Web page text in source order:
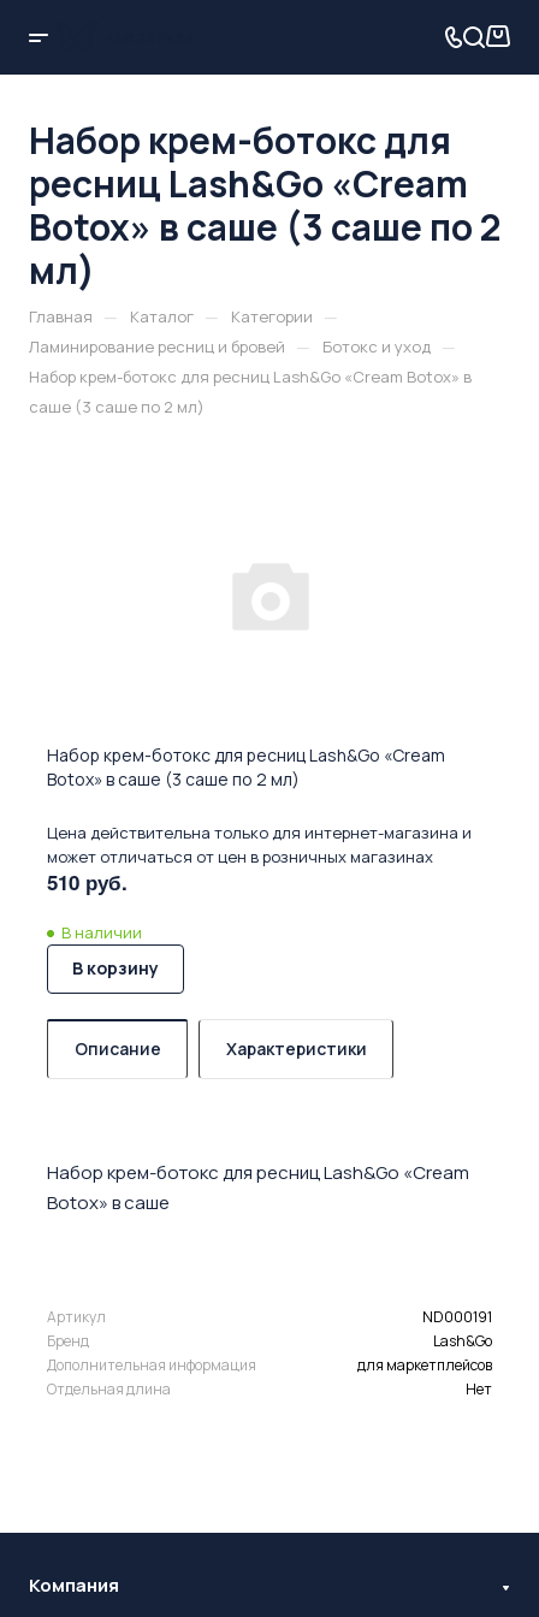
Набор крем-ботокс для
ресниц Lash&Go «Cream
Botox» в саше (3 саше по 2
мл)
Главная — Каталог — Категории —
Ламинирование ресниц и бровей — Ботокс и уход —
Набор крем-ботокс для ресниц Lash&Go «Cream Botox» в
саше (3 саше по 2 мл)
Набор крем-ботокс для ресниц Lash&Go «Cream
Botox» в саше (3 саше по 2 мл)
Цена действительна только для интернет-магазина и
может отличаться от цен в розничных магазинах
510 руб.
В наличии
В корзину
Описание Характеристики
Набор крем-ботокс для ресниц Lash&Go «Cream
Botox» в саше
Артикул
ND000191
Бренд
Lash&Go
Дополнительная информация
для маркетплейсов
Отдельная длина
Нет
Компания